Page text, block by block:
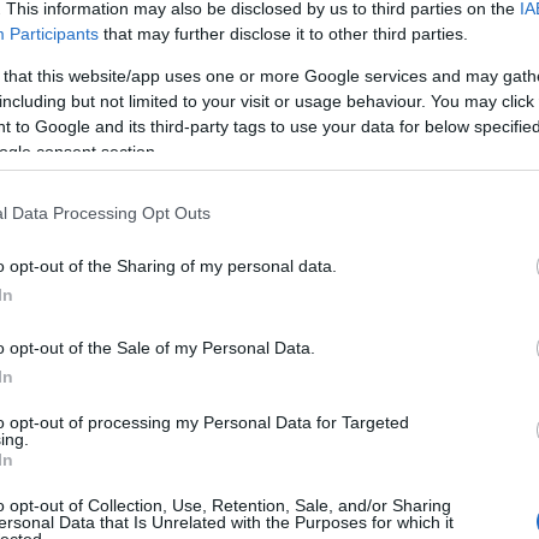
This information may also be disclosed by us to third parties on the
Participants that may further disclose it to other third parties.
that this website/app uses one or more Google services and may
but not limited to your visit or usage behaviour. You may
to Google and its third-party tags to use your data for below
consent section.
Data Processing Opt Outs
opt-out of the Sharing of my personal data.
opt-out of the Sale of my Personal Data.
opt-out of processing my Personal Data for Targeted
opt-out of Collection, Use, Retention, Sale, and/or Sharing
Data that Is Unrelated with the Purposes for which it
Miley Cyrus eléggé levetkőzött
2014.02.04. 09:46 -The Strange
A W magazin márciusi számának
elhíresült és sokak által kigúnyolt
helyette inkább a melleit
- gondoljunk csak a halloweeni
20 komment